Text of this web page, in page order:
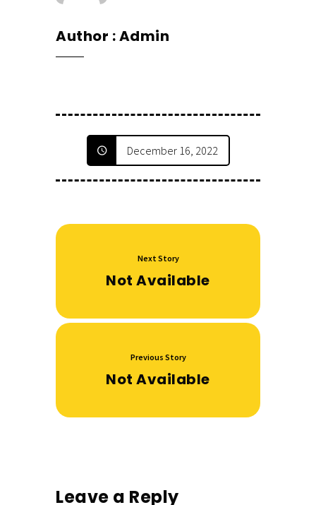
Author Admin
December 16, 2022
Next Story
Not Available
Previous Story
Not Available
Leave a Reply